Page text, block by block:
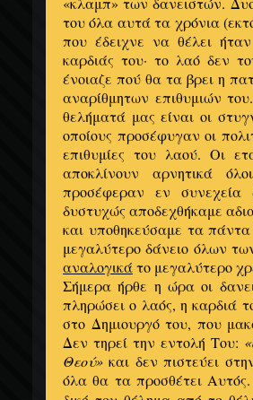
του όλα αυτά τα χρόνια
που έδειχνε να θέλει
καρδιάς του· το λαό δεν
ένοιαζε πού θα τα βρει η
αναρίθμητων επιθυμιών
θελήματά μας είναι οι
οποίους προσέφυγαν οι
επιθυμίες του λαού. Οι
αποκλίνουν αρνητικά
προσέφεραν εν συνεχεία
δυστυχώς αποδεχθήκαμε
και υποθηκεύσαμε τα πάντα
μεγαλύτερο δάνειο όλων
αναλογικάτο μεγαλύτερο
Σήμερα ήρθε η ώρα οι
πληρώσει ο λαός, η καρδιά
στο Δημιουργό του, που
Δεν τηρεί την εντολή Του:
Θεού» και δεν πιστεύει
όλα θα τα προσθέτει